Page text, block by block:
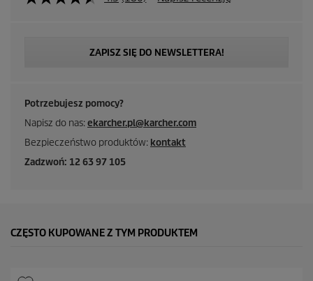
ZAPISZ SIĘ DO NEWSLETTERA!
Potrzebujesz pomocy?
Napisz do nas:ekarcher.pl@karcher.com
Bezpieczeństwo produktów: kontakt
Zadzwoń: 12 63 97 105
CZĘSTO KUPOWANE Z TYM PRODUKTEM